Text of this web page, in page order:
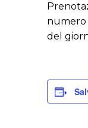
numero
del